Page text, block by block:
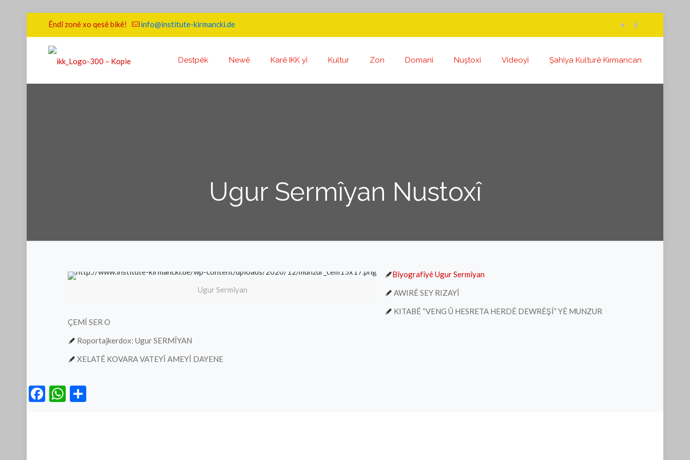
Êndî zonê xo qesê bikê! info@institute-kirmancki.de
Destpêk Newê Karê IKK yî Kultur Zon Domanî Nuştoxî Vîdeoyî Şahîya Kulturê Kirmancan
Ugur Sermîyan Nustoxî
Ugur Sermîyan
Bîyografîyê Ugur Sermîyan
AWIRÊ SEY RIZAYÎ
KITABÊ “VENG Û HESRETA HERDÊ DEWRÊŞÎ” YÊ MUNZUR
ÇEMÎ SER O
Roportajkerdox: Ugur SERMÎYAN
XELATÊ KOVARA VATEYÎ AMEYÎ DAYENE
Facebook
WhatsApp